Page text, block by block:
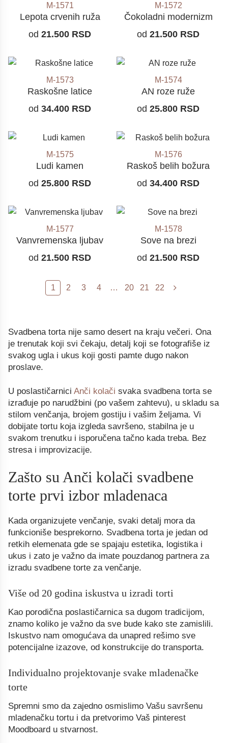
M-1571
Lepota crvenih ruža
od 21.500 RSD
M-1572
Čokoladni modernizm
od 21.500 RSD
M-1573
Raskošne latice
od 34.400 RSD
M-1574
AN roze ruže
od 25.800 RSD
M-1575
Ludi kamen
od 25.800 RSD
M-1576
Raskoš belih božura
od 34.400 RSD
M-1577
Vanvremenska ljubav
od 21.500 RSD
M-1578
Sove na brezi
od 21.500 RSD
1 2 3 4 … 20 21 22
Svadbena torta nije samo desert na kraju večeri. Ona
je trenutak koji svi čekaju, detalj koji se fotografiše iz
svakog ugla i ukus koji gosti pamte dugo nakon
proslave.
U poslastičarnici Anči kolači svaka svadbena torta se
izrađuje po narudžbini (po vašem zahtevu), u skladu sa
stilom venčanja, brojem gostiju i vašim željama. Vi
dobijate tortu koja izgleda savršeno, stabilna je u
svakom trenutku i isporučena tačno kada treba. Bez
stresa i improvizacije.
Zašto su Anči kolači svadbene
torte prvi izbor mladenaca
Kada organizujete venčanje, svaki detalj mora da
funkcioniše besprekorno. Svadbena torta je jedan od
retkih elemenata gde se spajaju estetika, logistika i
ukus i zato je važno da imate pouzdanog partnera za
izradu svadbene torte za venčanje.
Više od 20 godina iskustva u izradi torti
Kao porodična poslastičarnica sa dugom tradicijom,
znamo koliko je važno da sve bude kako ste zamislili.
Iskustvo nam omogućava da unapred rešimo sve
potencijalne izazove, od konstrukcije do transporta.
Individualno projektovanje svake mladenačke
torte
Spremni smo da zajedno osmislimo Vašu savršenu
mladenačku tortu i da pretvorimo Vaš pinterest
Moodboard u stvarnost.